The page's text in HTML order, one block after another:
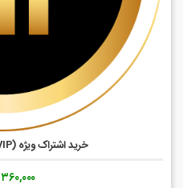
خرید اشتراک ویژه (VIP) وبسایت (ماهانه)
۳۶۰,۰۰۰